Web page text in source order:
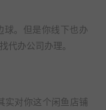
球。但是你线下也办
代办公司办理。​
实对你这个闲鱼店铺